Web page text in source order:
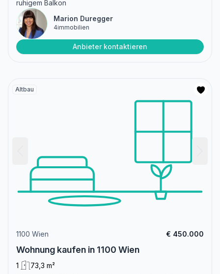
ruhigem Balkon
Marion Duregger
4immobilien
Anbieter kontaktieren
Altbau
1100 Wien € 450.000
Wohnung kaufen in 1100 Wien
1
73,3 m²